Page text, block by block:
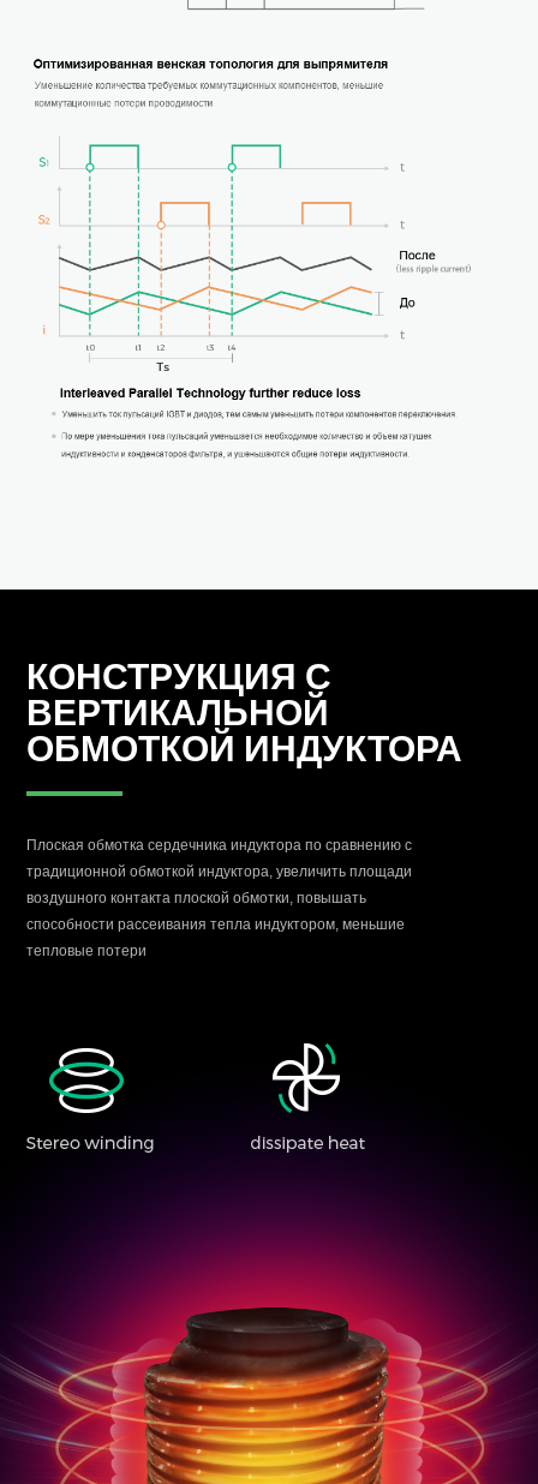
КОНСТРУКЦИЯ С
ВЕРТИКАЛЬНОЙ
ОБМОТКОЙ ИНДУКТОРА
Плоская обмотка сердечника индуктора по сравнению с
традиционной обмоткой индуктора, увеличить площади
воздушного контакта плоской обмотки, повышать
способности рассеивания тепла индуктором, меньшие
тепловые потери